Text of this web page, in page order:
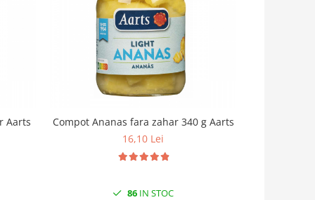
Aarts
Compot Ananas fara zahar 340 g Aarts
16,10 Lei
86 IN STOC